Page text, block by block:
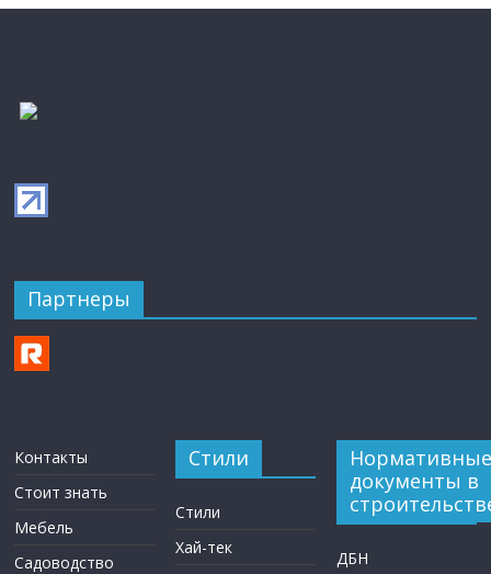
Партнеры
Контакты
Стоит знать
Мебель
Садоводство
Стили
Стили
Хай-тек
Нормативные
документы в
ДБН